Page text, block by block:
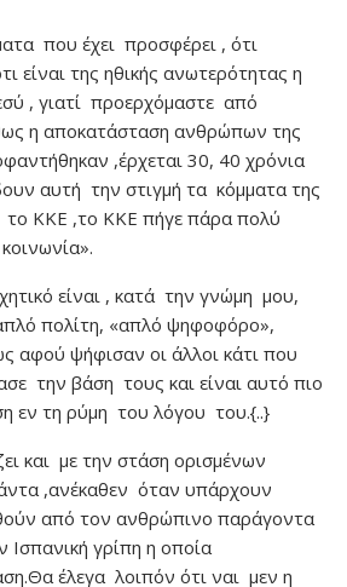
που έχει προσφέρει , ότι
είναι της ηθικής ανωτερότητας η
, γιατί προερχόμαστε από
η αποκατάσταση ανθρώπων της
,έρχεται 30, 40 χρόνια
αυτή την στιγμή τα κόμματα της
το ΚΚΕ ,το ΚΚΕ πήγε πάρα πολύ
είναι , κατά την γνώμη μου,
πολίτη, «απλό ψηφοφόρο»,
αφού ψήφισαν οι άλλοι κάτι που
την βάση τους και είναι αυτό πιο
εν τη ρύμη του λόγου του.{..}
και με την στάση ορισμένων
,ανέκαθεν όταν υπάρχουν
από τον ανθρώπινο παράγοντα
Ισπανική γρίπη η οποία
έλεγα λοιπόν ότι ναι μεν η